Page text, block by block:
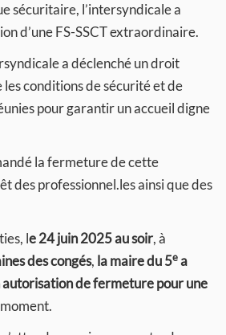
sécuritaire, l’intersyndicale a
d’une FS-SSCT extraordinaire.
a déclenché un droit
les conditions de sécurité et de
pour garantir un accueil digne
la fermeture de cette
des professionnel.les ainsi que des
le 24 juin 2025 au soir, à
des congés, la maire du 5ea
de fermeture pour une